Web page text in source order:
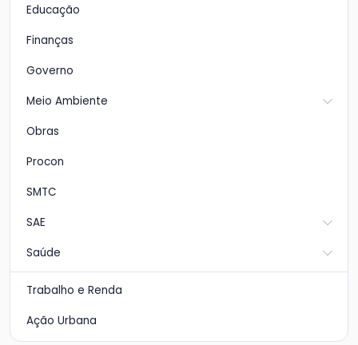
Educação
Finanças
Governo
Meio Ambiente
Obras
Procon
SMTC
SAE
Saúde
Trabalho e Renda
Ação Urbana